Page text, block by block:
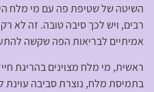
השיטה של שטיפת פה עם מי מלח
רבים, ויש לכך סיבה טובה. זה לא
אמיתיים לבריאות הפה שקשה
ראשית, מי מלח מצוינים בהריגת
בתמיסת מלח, נוצרת סביבה עוינת